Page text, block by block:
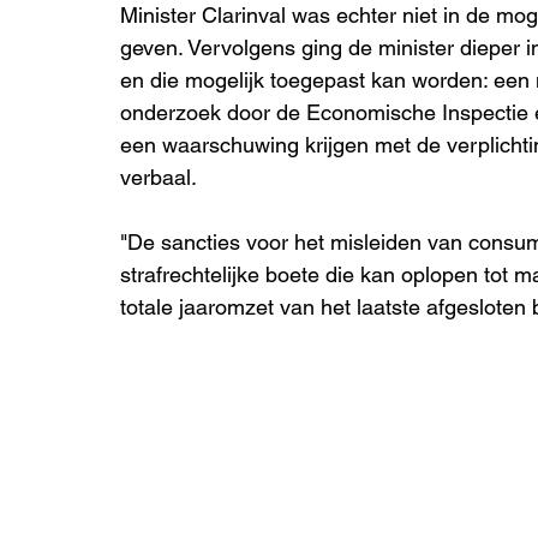
Minister Clarinval was echter niet in de
geven. Vervolgens ging de minister
en die mogelijk toegepast kan worden:
onderzoek door de Economische
een waarschuwing krijgen met de
verbaal.
"De sancties voor het misleiden van
strafrechtelijke boete die kan oplopen tot
totale jaaromzet van het laatste